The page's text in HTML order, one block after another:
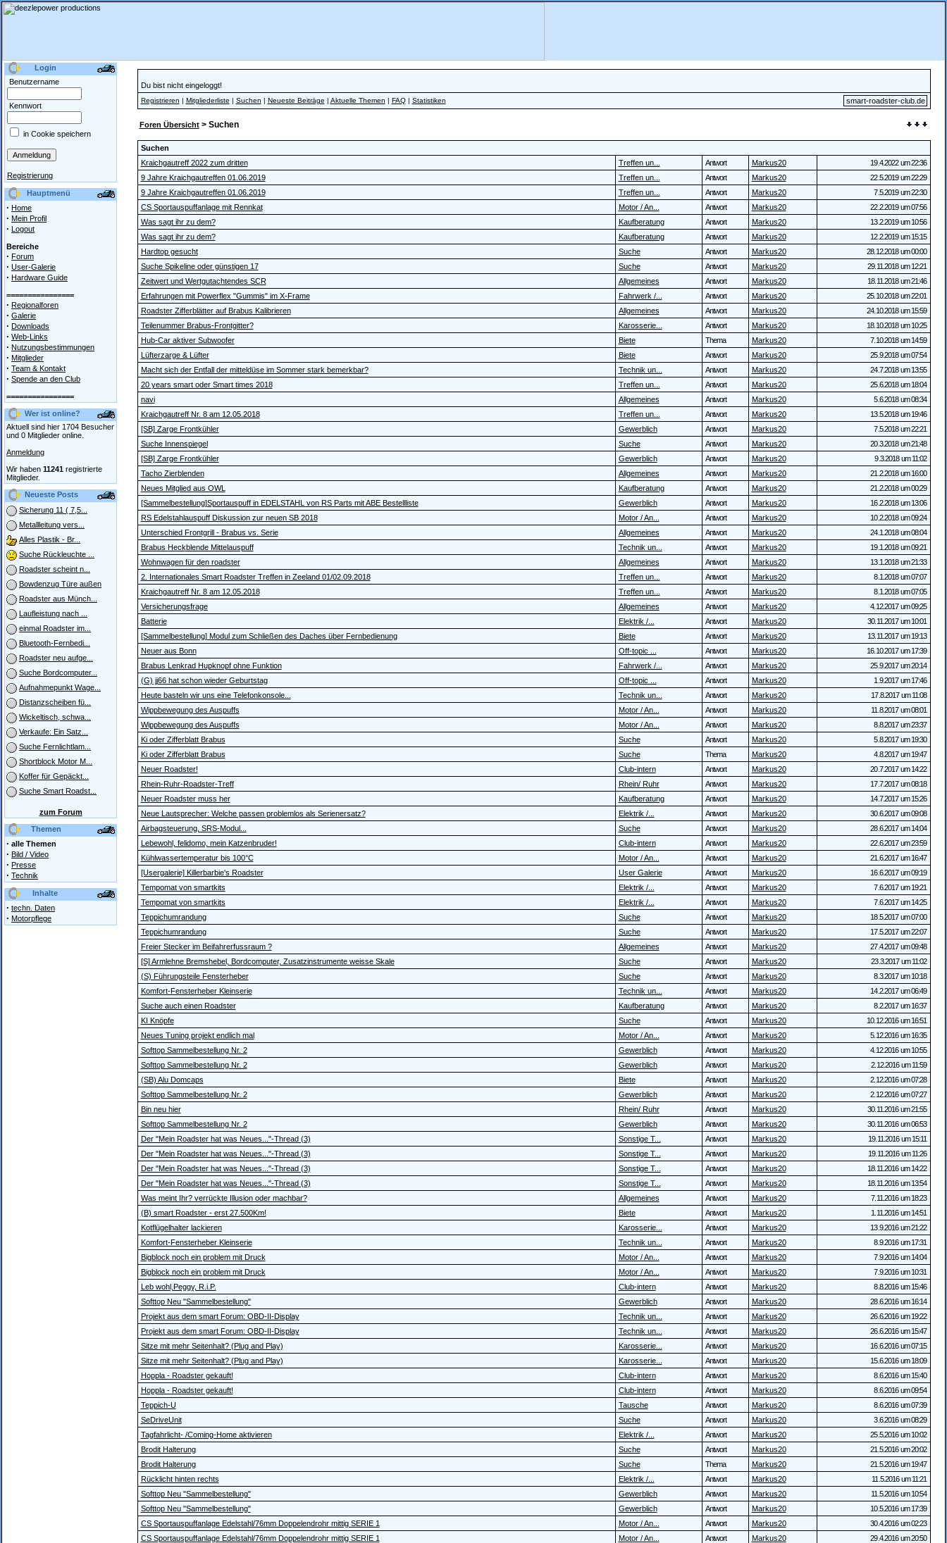
Login
Benutzername
Kennwort
in Cookie speichern
Registrierung
Hauptmenü
· Home
· Mein Profil
· Logout
Bereiche
· Forum
· User-Galerie
· Hardware Guide
================
· Regionalforen
· Galerie
· Downloads
· Web-Links
· Nutzungsbestimmungen
· Mitglieder
· Team & Kontakt
· Spende an den Club
================
Wer ist online?
Aktuell sind hier 1704 Besucher
und 0 Mitglieder online.
Anmeldung
Wir haben 11241 registrierte
Mitglieder.
Neueste Posts
Sicherung 11 ( 7,5...
Metallleitung vers...
Alles Plastik - Br...
Suche Rückleuchte ...
Roadster scheint n...
Bowdenzug Türe außen
Roadster aus Münch...
Laufleistung nach ...
einmal Roadster im...
Bluetooth-Fernbedi...
Roadster neu aufge...
Suche Bordcomputer...
Aufnahmepunkt Wage...
Distanzscheiben fü...
Wickeltisch, schwa...
Verkaufe: Ein Satz...
Suche Fernlichtlam...
Shortblock Motor M...
Koffer für Gepäckt...
Suche Smart Roadst...
zum Forum
Themen
· alle Themen
· Bild / Video
· Presse
· Technik
Inhalte
· techn. Daten
· Motorpflege
Du bist nicht eingeloggt!
Registrieren | Mitgliederliste | Suchen | Neueste Beiträge | Aktuelle Themen | FAQ| Statistiken smart-roadster-club.de
Foren Übersicht> Suchen
Suchen
Kraichgautreff 2022 zum dritten
Treffen un... Antwort Markus20
19.4.2022 um 22:36
9 Jahre Kraichgautreffen 01.06.2019
Treffen un... Antwort Markus20
22.5.2019 um 22:29
9 Jahre Kraichgautreffen 01.06.2019
Treffen un... Antwort Markus20
7.5.2019 um 22:30
CS Sportauspuffanlage mit Rennkat
Motor / An... Antwort Markus20
22.2.2019 um 07:56
Was sagt ihr zu dem?
Kaufberatung Antwort Markus20
13.2.2019 um 10:56
Was sagt ihr zu dem?
Kaufberatung Antwort Markus20
12.2.2019 um 15:15
Hardtop gesucht
Suche Antwort Markus20
28.12.2018 um 00:00
Suche Spikeline oder günstigen 17
Suche Antwort Markus20
29.11.2018 um 12:21
Zeitwert und Wertgutachtendes SCR
Allgemeines Antwort Markus20
18.11.2018 um 21:46
Erfahrungen mit Powerflex "Gummis" im X-Frame
Fahrwerk /... Antwort Markus20
25.10.2018 um 22:01
Roadster Zifferblätter auf Brabus Kalibrieren
Allgemeines Antwort Markus20
24.10.2018 um 15:59
Teilenummer Brabus-Frontgitter?
Karosserie... Antwort Markus20
18.10.2018 um 10:25
Hub-Car aktiver Subwoofer
Biete Thema Markus20
7.10.2018 um 14:59
Lüfterzarge & Lüfter
Biete Antwort Markus20
25.9.2018 um 07:54
Macht sich der Entfall der mitteldüse im Sommer stark bemerkbar?
Technik un... Antwort Markus20
24.7.2018 um 13:55
20 years smart oder Smart times 2018
Treffen un... Antwort Markus20
25.6.2018 um 18:04
navi
Allgemeines Antwort Markus20
5.6.2018 um 08:34
Kraichgautreff Nr. 8 am 12.05.2018
Treffen un... Antwort Markus20
13.5.2018 um 19:46
[SB] Zarge Frontkühler
Gewerblich Antwort Markus20
7.5.2018 um 22:21
Suche Innenspiegel
Suche Antwort Markus20
20.3.2018 um 21:48
[SB] Zarge Frontkühler
Gewerblich Antwort Markus20
9.3.2018 um 11:02
Tacho Zierblenden
Allgemeines Antwort Markus20
21.2.2018 um 16:00
Neues Mitglied aus OWL
Kaufberatung Antwort Markus20
21.2.2018 um 00:29
[Sammelbestellung]Sportauspuff in EDELSTAHL von RS Parts mit ABE Bestellliste
Gewerblich Antwort Markus20
16.2.2018 um 13:06
RS Edelstahlauspuff Diskussion zur neuen SB 2018
Motor / An... Antwort Markus20
10.2.2018 um 09:24
Unterschied Frontgrill - Brabus vs. Serie
Allgemeines Antwort Markus20
24.1.2018 um 08:04
Brabus Heckblende Mittelauspuff
Technik un... Antwort Markus20
19.1.2018 um 09:21
Wohnwagen für den roadster
Allgemeines Antwort Markus20
13.1.2018 um 21:33
2. Internationales Smart Roadster Treffen in Zeeland 01/02.09.2018
Treffen un... Antwort Markus20
8.1.2018 um 07:07
Kraichgautreff Nr. 8 am 12.05.2018
Treffen un... Antwort Markus20
8.1.2018 um 07:05
Versicherungsfrage
Allgemeines Antwort Markus20
4.12.2017 um 09:25
Batterie
Elektrik /... Antwort Markus20
30.11.2017 um 10:01
[Sammelbestellung] Modul zum Schließen des Daches über Fernbedienung
Biete Antwort Markus20
13.11.2017 um 19:13
Neuer aus Bonn
Off-topic ... Antwort Markus20
16.10.2017 um 17:39
Brabus Lenkrad Hupknopf ohne Funktion
Fahrwerk /... Antwort Markus20
25.9.2017 um 20:14
(G) jj66 hat schon wieder Geburtstag
Off-topic ... Antwort Markus20
1.9.2017 um 17:46
Heute basteln wir uns eine Telefonkonsole...
Technik un... Antwort Markus20
17.8.2017 um 11:08
Wippbewegung des Auspuffs
Motor / An... Antwort Markus20
11.8.2017 um 08:01
Wippbewegung des Auspuffs
Motor / An... Antwort Markus20
8.8.2017 um 23:37
Ki oder Zifferblatt Brabus
Suche Antwort Markus20
5.8.2017 um 19:30
Ki oder Zifferblatt Brabus
Suche Thema Markus20
4.8.2017 um 19:47
Neuer Roadster!
Club-intern Antwort Markus20
20.7.2017 um 14:22
Rhein-Ruhr-Roadster-Treff
Rhein/ Ruhr Antwort Markus20
17.7.2017 um 08:18
Neuer Roadster muss her
Kaufberatung Antwort Markus20
14.7.2017 um 15:26
Neue Lautsprecher: Welche passen problemlos als Serienersatz?
Elektrik /... Antwort Markus20
30.6.2017 um 09:08
Airbagsteuerung, SRS-Modul...
Suche Antwort Markus20
28.6.2017 um 14:04
Lebewohl, felidomo, mein Katzenbruder!
Club-intern Antwort Markus20
22.6.2017 um 23:59
Kühlwassertemperatur bis 100°C
Motor / An... Antwort Markus20
21.6.2017 um 16:47
[Usergalerie] Killerbarbie's Roadster
User Galerie Antwort Markus20
16.6.2017 um 09:19
Tempomat von smartkits
Elektrik /... Antwort Markus20
7.6.2017 um 19:21
Tempomat von smartkits
Elektrik /... Antwort Markus20
7.6.2017 um 14:25
Teppichumrandung
Suche Antwort Markus20
18.5.2017 um 07:00
Teppichumrandung
Suche Antwort Markus20
17.5.2017 um 22:07
Freier Stecker im Beifahrerfussraum ?
Allgemeines Antwort Markus20
27.4.2017 um 09:48
[S] Armlehne Bremshebel, Bordcomputer, Zusatzinstrumente weisse Skale
Suche Antwort Markus20
23.3.2017 um 11:02
(S) Führungsteile Fensterheber
Suche Antwort Markus20
8.3.2017 um 10:18
Komfort-Fensterheber Kleinserie
Technik un... Antwort Markus20
14.2.2017 um 06:49
Suche auch einen Roadster
Kaufberatung Antwort Markus20
8.2.2017 um 16:37
KI Knöpfe
Suche Antwort Markus20
10.12.2016 um 16:51
Neues Tuning projekt endlich mal
Motor / An... Antwort Markus20
5.12.2016 um 16:35
Softtop Sammelbestellung Nr. 2
Gewerblich Antwort Markus20
4.12.2016 um 10:55
Softtop Sammelbestellung Nr. 2
Gewerblich Antwort Markus20
2.12.2016 um 11:59
(SB) Alu Domcaps
Biete Antwort Markus20
2.12.2016 um 07:28
Softtop Sammelbestellung Nr. 2
Gewerblich Antwort Markus20
2.12.2016 um 07:27
Bin neu hier
Rhein/ Ruhr Antwort Markus20
30.11.2016 um 21:55
Softtop Sammelbestellung Nr. 2
Gewerblich Antwort Markus20
30.11.2016 um 06:53
Der "Mein Roadster hat was Neues..."-Thread (3)
Sonstige T... Antwort Markus20
19.11.2016 um 15:11
Der "Mein Roadster hat was Neues..."-Thread (3)
Sonstige T... Antwort Markus20
19.11.2016 um 11:26
Der "Mein Roadster hat was Neues..."-Thread (3)
Sonstige T... Antwort Markus20
18.11.2016 um 14:22
Der "Mein Roadster hat was Neues..."-Thread (3)
Sonstige T... Antwort Markus20
18.11.2016 um 13:54
Was meint Ihr? verrückte Illusion oder machbar?
Allgemeines Antwort Markus20
7.11.2016 um 18:23
(B) smart Roadster - erst 27.500Km!
Biete Antwort Markus20
1.11.2016 um 14:51
Kotflügelhalter lackieren
Karosserie... Antwort Markus20
13.9.2016 um 21:22
Komfort-Fensterheber Kleinserie
Technik un... Antwort Markus20
8.9.2016 um 17:31
Bigblock noch ein problem mit Druck
Motor / An... Antwort Markus20
7.9.2016 um 14:04
Bigblock noch ein problem mit Druck
Motor / An... Antwort Markus20
7.9.2016 um 10:31
Leb wohl,Peggy, R.i.P.
Club-intern Antwort Markus20
8.8.2016 um 15:46
Softtop Neu "Sammelbestellung"
Gewerblich Antwort Markus20
28.6.2016 um 16:14
Projekt aus dem smart Forum: OBD-II-Display
Technik un... Antwort Markus20
26.6.2016 um 19:22
Projekt aus dem smart Forum: OBD-II-Display
Technik un... Antwort Markus20
26.6.2016 um 15:47
Sitze mit mehr Seitenhalt? (Plug and Play)
Karosserie... Antwort Markus20
16.6.2016 um 07:15
Sitze mit mehr Seitenhalt? (Plug and Play)
Karosserie... Antwort Markus20
15.6.2016 um 18:09
Hoppla - Roadster gekauft!
Club-intern Antwort Markus20
8.6.2016 um 15:40
Hoppla - Roadster gekauft!
Club-intern Antwort Markus20
8.6.2016 um 09:54
Teppich-U
Tausche Antwort Markus20
8.6.2016 um 07:39
SeDriveUnit
Suche Antwort Markus20
3.6.2016 um 08:29
Tagfahrlicht- /Coming-Home aktivieren
Elektrik /... Antwort Markus20
25.5.2016 um 10:02
Brodit Halterung
Suche Antwort Markus20
21.5.2016 um 20:02
Brodit Halterung
Suche Thema Markus20
21.5.2016 um 19:47
Rücklicht hinten rechts
Elektrik /... Antwort Markus20
11.5.2016 um 11:21
Softtop Neu "Sammelbestellung"
Gewerblich Antwort Markus20
11.5.2016 um 10:54
Softtop Neu "Sammelbestellung"
Gewerblich Antwort Markus20
10.5.2016 um 17:39
CS Sportauspuffanlage Edelstahl/76mm Doppelendrohr mittig SERIE 1
Motor / An... Antwort Markus20
30.4.2016 um 02:23
CS Sportauspuffanlage Edelstahl/76mm Doppelendrohr mittig SERIE 1
Motor / An... Antwort Markus20
29.4.2016 um 20:50